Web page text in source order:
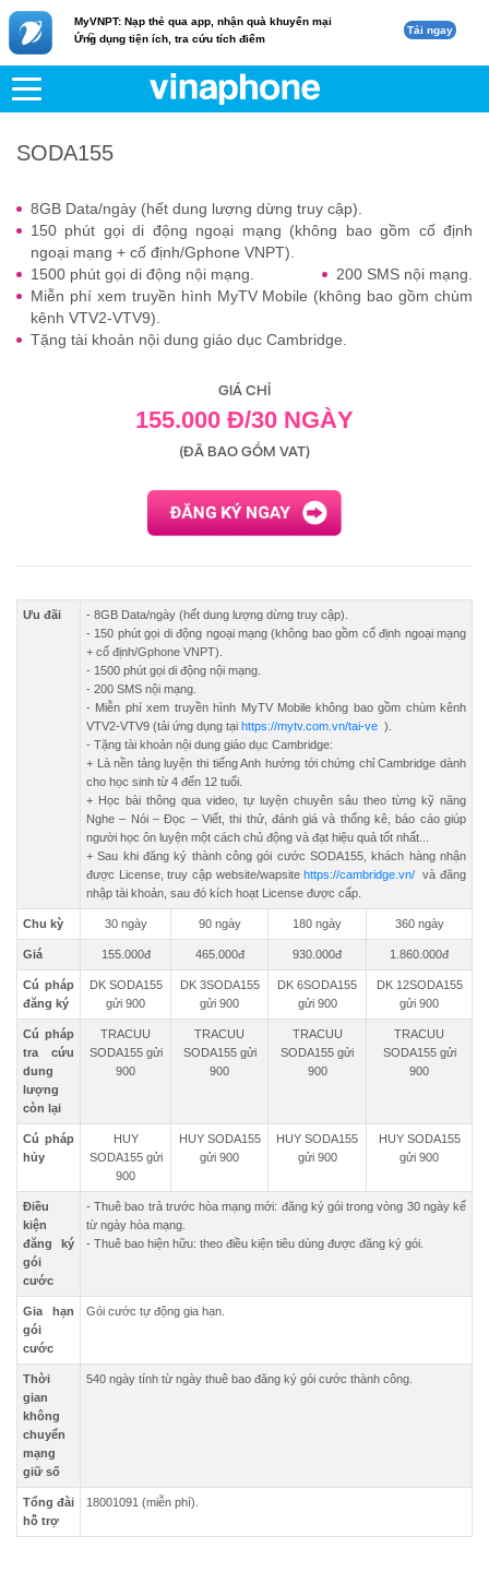
MyVNPT: Nạp thẻ qua app, nhận quà khuyến mại
Ứng dụng tiện ích, tra cứu tích điểm
c Tải ngay
VNPT SODA155
SODA155
8GB Data/ngày (hết dung lượng dừng truy cập).
150 phút gọi di động ngoại mạng (không bao gồm cố định
ngoại mạng + cố định/Gphone VNPT).
1500 phút gọi di động nội mạng.
200 SMS nội mạng.
Miễn phí xem truyền hình MyTV Mobile (không bao gồm chùm
kênh VTV2-VTV9).
Tặng tài khoản nội dung giáo dục Cambridge.
GIÁ CHỈ
155.000 Đ/30 NGÀY
(ĐÃ BAO GỒM VAT)
Ưu đãi
- 8GB Data/ngày (hết dung lượng dừng truy cập).
- 150 phút gọi di động ngoại mạng (không bao gồm cố định ngoại mạng
+ cố định/Gphone VNPT).
- 1500 phút gọi di động nội mạng.
- 200 SMS nội mạng.
- Miễn phí xem truyền hình MyTV Mobile không bao gồm chùm kênh
VTV2-VTV9 (tải ứng dụng tại https://mytv.com.vn/tai-ve ).
- Tặng tài khoản nội dung giáo dục Cambridge:
+ Là nền tảng luyện thi tiếng Anh hướng tới chứng chỉ Cambridge dành
cho học sinh từ 4 đến 12 tuổi.
+ Học bài thông qua video, tự luyện chuyên sâu theo từng kỹ năng
Nghe – Nói – Đọc – Viết, thi thử, đánh giá và thống kê, báo cáo giúp
người học ôn luyện một cách chủ động và đạt hiệu quả tốt nhất...
+ Sau khi đăng ký thành công gói cước SODA155, khách hàng nhận
được License, truy cập website/wapsite https://cambridge.vn/ và đăng
nhập tài khoản, sau đó kích hoạt License được cấp.
Chu kỳ 30 ngày 90 ngày 180 ngày 360 ngày
Giá 155.000đ 465.000đ 930.000đ 1.860.000đ
Cú pháp
đăng ký
DK SODA155
gửi 900
DK 3SODA155
gửi 900
DK 6SODA155
gửi 900
DK 12SODA155
gửi 900
Cú pháp
tra cứu
dung
lượng
còn lại
TRACUU
SODA155 gửi
900
TRACUU
SODA155 gửi
900
TRACUU
SODA155 gửi
900
TRACUU
SODA155 gửi
900
Cú pháp
hủy
HUY
SODA155 gửi
900
HUY SODA155
gửi 900
HUY SODA155
gửi 900
HUY SODA155
gửi 900
Điều
kiện
đăng ký
gói
cước
- Thuê bao trả trước hòa mạng mới: đăng ký gói trong vòng 30 ngày kể
từ ngày hòa mạng.
- Thuê bao hiện hữu: theo điều kiện tiêu dùng được đăng ký gói.
Gia hạn
gói
cước
Gói cước tự động gia hạn.
Thời
gian
không
chuyển
mạng
giữ số
540 ngày tính từ ngày thuê bao đăng ký gói cước thành công.
Tổng đài
hỗ trợ
18001091 (miễn phí).